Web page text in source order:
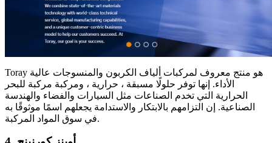
Toray هو منتج معروف لمركبات ألياف الكربون والمنسوجات عالية
الأداء. إنها توفر حلولًا مسبقة ، حرارية ، ومركبة مركبة للبحر
الحرارية التي تخدم الصناعات مثل السيارات والفضاء والهندسة
الصناعية. إن التزامهم بالابتكار والاستدامة يجعلهم اسمًا موثوقًا به
في سوق المواد المركبة.